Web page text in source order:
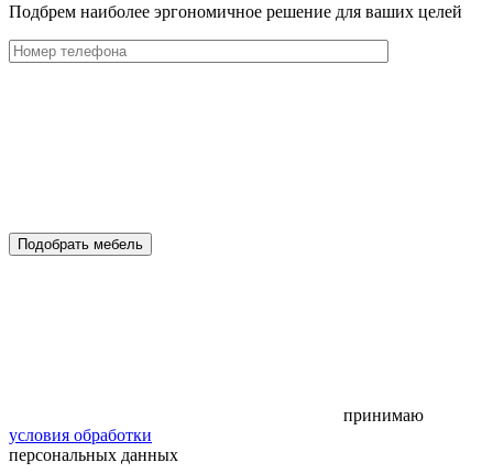
Подбрем наиболее эргономичное решение для ваших целей
Подобрать мебель
принимаю
условия обработки
персональных данных